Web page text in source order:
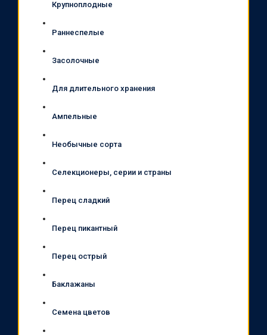
Крупноплодные
Раннеспелые
Засолочные
Для длительного хранения
Ампельные
Необычные сорта
Селекционеры, серии и страны
Перец сладкий
Перец пикантный
Перец острый
Баклажаны
Семена цветов